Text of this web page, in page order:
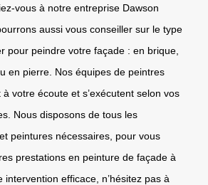
vous à notre entreprise Dawson
aussi vous conseiller sur le type
pour peindre votre façade : en brique,
en pierre. Nos équipes de peintres
votre écoute et s’exécutent selon vos
Nous disposons de tous les
peintures nécessaires, pour vous
prestations en peinture de façade à
intervention efficace, n’hésitez pas à